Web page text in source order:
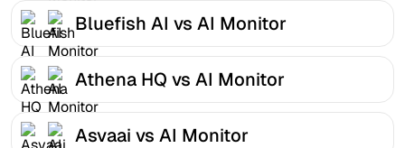
Bluefish AI vs AI Monitor
Athena HQ vs AI Monitor
Asvaai vs AI Monitor